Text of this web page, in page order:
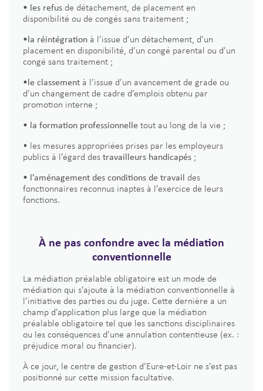
• les refus de détachement, de placement en
disponibilité ou de congés sans traitement ;
•la réintégration à l’issue d’un détachement, d’un
placement en disponibilité, d’un congé parental ou d’un
congé sans traitement ;
•le classement à l’issue d’un avancement de grade ou
d’un changement de cadre d’emplois obtenu par
promotion interne ;
• la formation professionnelle tout au long de la vie ;
• les mesures appropriées prises par les employeurs
publics à l’égard des travailleurs handicapés ;
• l’aménagement des conditions de travail des
fonctionnaires reconnus inaptes à l’exercice de leurs
fonctions.
À ne pas confondre avec la médiation
conventionnelle
La médiation préalable obligatoire est un mode de
médiation qui s’ajoute à la médiation conventionnelle à
l’initiative des parties ou du juge. Cette dernière a un
champ d’application plus large que la médiation
préalable obligatoire tel que les sanctions disciplinaires
ou les conséquences d’une annulation contentieuse (ex. :
préjudice moral ou financier).
À ce jour, le centre de gestion d’Eure-et-Loir ne s’est pas
positionné sur cette mission facultative.